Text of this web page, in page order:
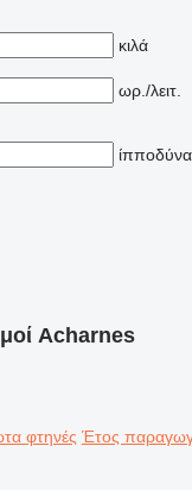
κιλά
ωρ./λειτ.
Acharnes
φτηνές Έτος